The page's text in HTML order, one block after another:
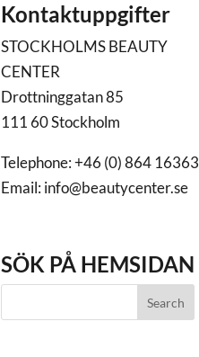
Kontaktuppgifter
STOCKHOLMS BEAUTY
CENTER
Drottninggatan 85
111 60 Stockholm
Telephone: +46 (0) 864 16363
Email: info@beautycenter.se
SÖK PÅ HEMSIDAN